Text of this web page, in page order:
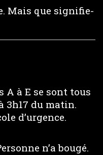
Mais que signifie-
A à E se sont tous
3h17 du matin.
d’urgence.
n’a bougé.